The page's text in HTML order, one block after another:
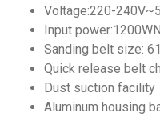
Voltage:220-
Input
Sanding belt size:
Quick release belt
Dust suction facility
Aluminum housing